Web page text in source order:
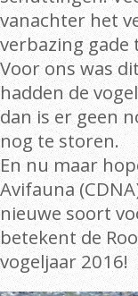
vanachter het
verbazing gade
Voor ons was
hadden de
dan is er geen
nog te storen.
En nu maar
Avifauna
nieuwe soort
betekent de
vogeljaar 2016!